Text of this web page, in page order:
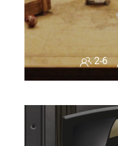
2-6